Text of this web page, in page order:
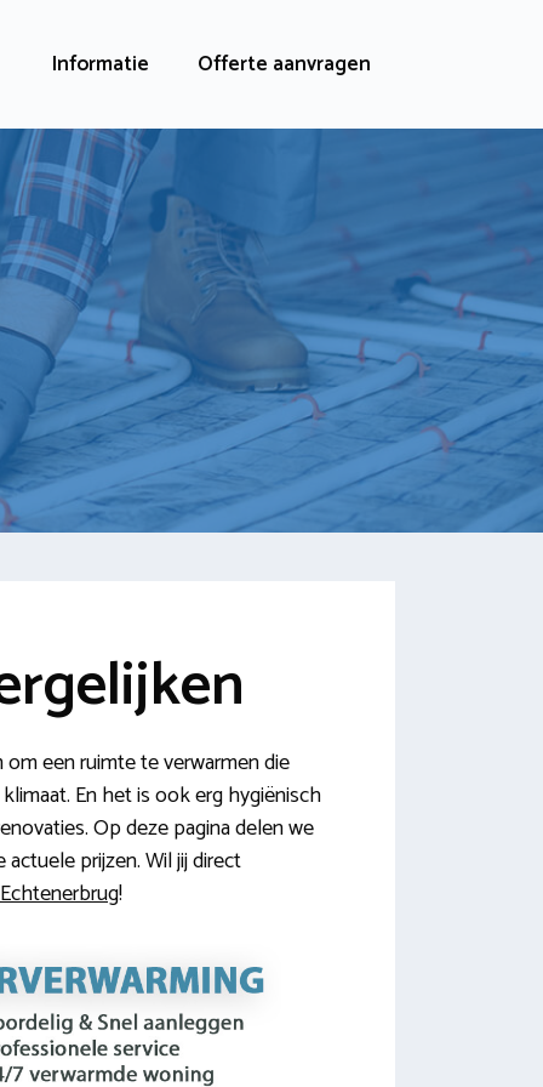
Informatie Offerte aanvragen
een ruimte te verwarmen die
En het is ook erg hygiënisch
Op deze pagina delen we
prijzen. Wil jij direct
!